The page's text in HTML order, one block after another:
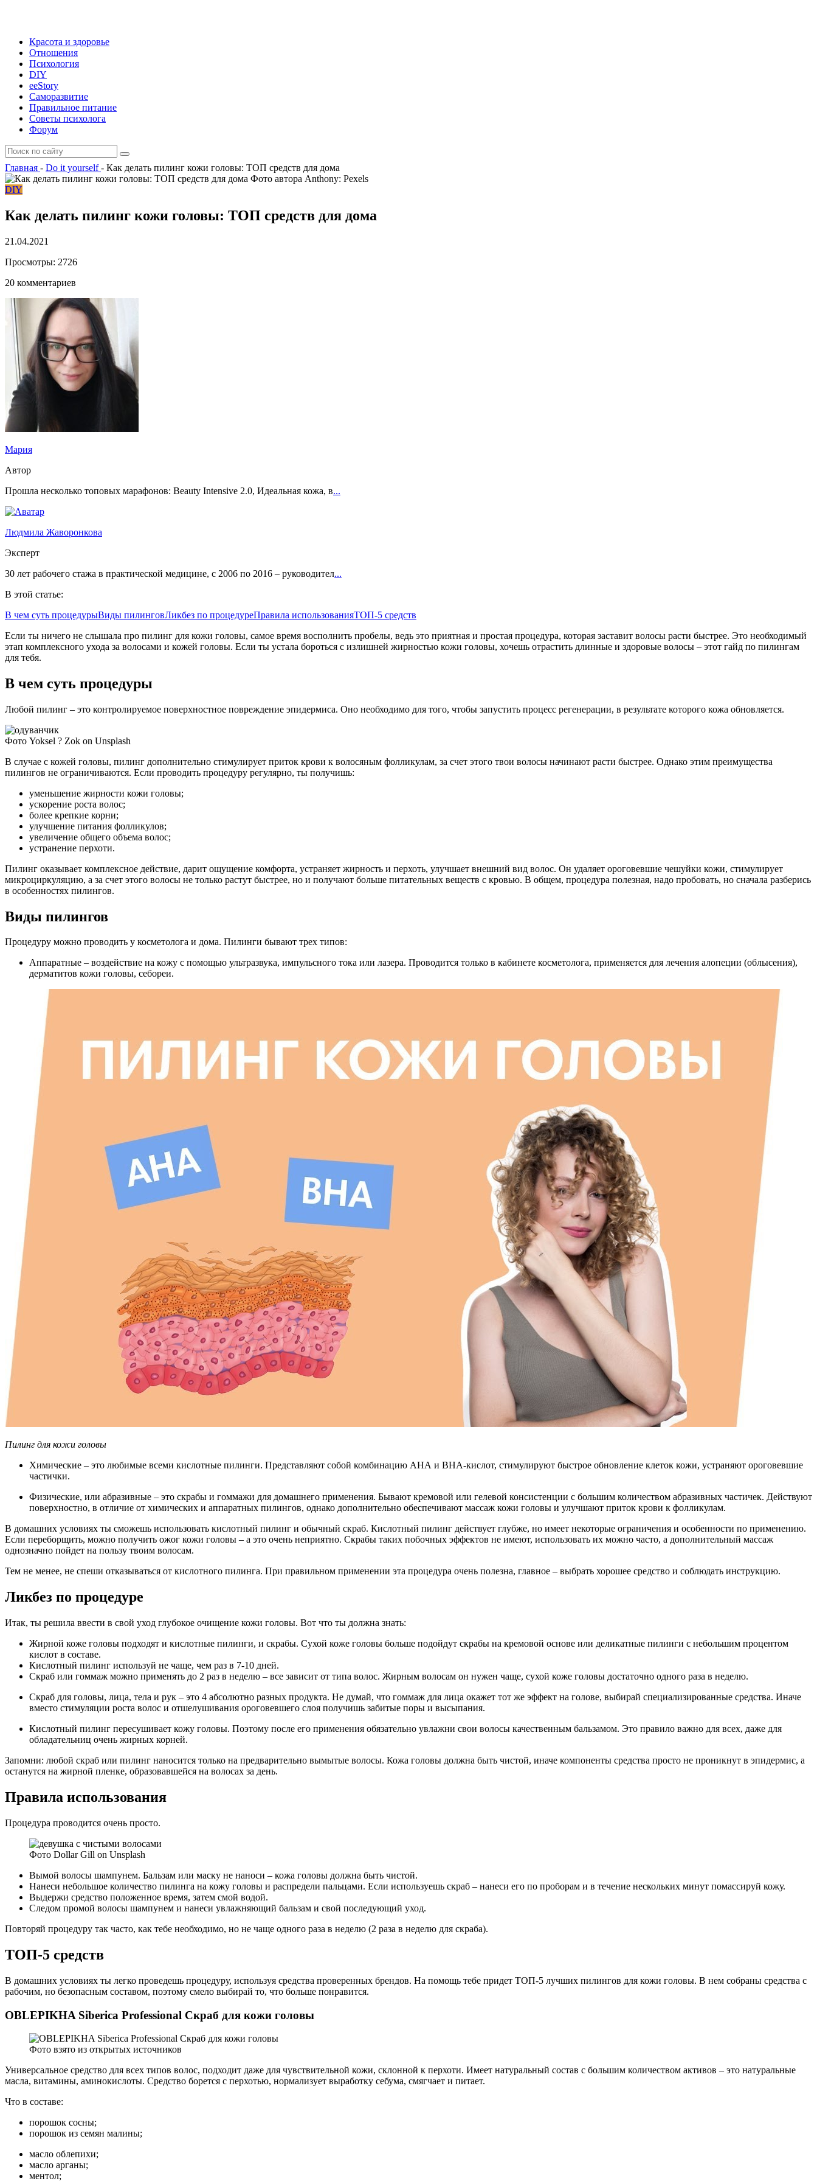
Красота и здоровье
Отношения
Психология
DIY
ееStory
Саморазвитие
Правильное питание
Советы психолога
Форум
Главная - Do it yourself - Как делать пилинг кожи головы: ТОП средств для дома
Фото автора Anthony: Pexels
DIY
Как делать пилинг кожи головы: ТОП средств для дома
21.04.2021
Просмотры: 2726
20 комментариев
Мария
Автор
Прошла несколько топовых марафонов: Beauty Intensive 2.0, Идеальная кожа, в...
Людмила Жаворонкова
Эксперт
30 лет рабочего стажа в практической медицине, с 2006 по 2016 – руководител...
В этой статье:
В чем суть процедурыВиды пилинговЛикбез по процедуреПравила использованияТОП-5 средств
Если ты ничего не слышала про пилинг для кожи головы, самое время восполнить пробелы, ведь это приятная и простая процедура, которая заставит волосы расти быстрее. Это необходимый
этап комплексного ухода за волосами и кожей головы. Если ты устала бороться с излишней жирностью кожи головы, хочешь отрастить длинные и здоровые волосы – этот гайд по пилингам
для тебя.
В чем суть процедуры
Любой пилинг – это контролируемое поверхностное повреждение эпидермиса. Оно необходимо для того, чтобы запустить процесс регенерации, в результате которого кожа обновляется.
Фото Yoksel ? Zok on Unsplash
В случае с кожей головы, пилинг дополнительно стимулирует приток крови к волосяным фолликулам, за счет этого твои волосы начинают расти быстрее. Однако этим преимущества
пилингов не ограничиваются. Если проводить процедуру регулярно, ты получишь:
уменьшение жирности кожи головы;
ускорение роста волос;
более крепкие корни;
улучшение питания фолликулов;
увеличение общего объема волос;
устранение перхоти.
Пилинг оказывает комплексное действие, дарит ощущение комфорта, устраняет жирность и перхоть, улучшает внешний вид волос. Он удаляет ороговевшие чешуйки кожи, стимулирует
микроциркуляцию, а за счет этого волосы не только растут быстрее, но и получают больше питательных веществ с кровью. В общем, процедура полезная, надо пробовать, но сначала разберись
в особенностях пилингов.
Виды пилингов
Процедуру можно проводить у косметолога и дома. Пилинги бывают трех типов:
Аппаратные – воздействие на кожу с помощью ультразвука, импульсного тока или лазера. Проводится только в кабинете косметолога, применяется для лечения алопеции (облысения),
дерматитов кожи головы, себореи.
Пилинг для кожи головы
Химические – это любимые всеми кислотные пилинги. Представляют собой комбинацию АНА и ВНА-кислот, стимулируют быстрое обновление клеток кожи, устраняют ороговевшие
частички.
Физические, или абразивные – это скрабы и гоммажи для домашнего применения. Бывают кремовой или гелевой консистенции с большим количеством абразивных частичек. Действуют
поверхностно, в отличие от химических и аппаратных пилингов, однако дополнительно обеспечивают массаж кожи головы и улучшают приток крови к фолликулам.
В домашних условиях ты сможешь использовать кислотный пилинг и обычный скраб. Кислотный пилинг действует глубже, но имеет некоторые ограничения и особенности по применению.
Если переборщить, можно получить ожог кожи головы – а это очень неприятно. Скрабы таких побочных эффектов не имеют, использовать их можно часто, а дополнительный массаж
однозначно пойдет на пользу твоим волосам.
Тем не менее, не спеши отказываться от кислотного пилинга. При правильном применении эта процедура очень полезна, главное – выбрать хорошее средство и соблюдать инструкцию.
Ликбез по процедуре
Итак, ты решила ввести в свой уход глубокое очищение кожи головы. Вот что ты должна знать:
Жирной коже головы подходят и кислотные пилинги, и скрабы. Сухой коже головы больше подойдут скрабы на кремовой основе или деликатные пилинги с небольшим процентом
кислот в составе.
Кислотный пилинг используй не чаще, чем раз в 7-10 дней.
Скраб или гоммаж можно применять до 2 раз в неделю – все зависит от типа волос. Жирным волосам он нужен чаще, сухой коже головы достаточно одного раза в неделю.
Скраб для головы, лица, тела и рук – это 4 абсолютно разных продукта. Не думай, что гоммаж для лица окажет тот же эффект на голове, выбирай специализированные средства. Иначе
вместо стимуляции роста волос и отшелушивания ороговевшего слоя получишь забитые поры и высыпания.
Кислотный пилинг пересушивает кожу головы. Поэтому после его применения обязательно увлажни свои волосы качественным бальзамом. Это правило важно для всех, даже для
обладательниц очень жирных корней.
Запомни: любой скраб или пилинг наносится только на предварительно вымытые волосы. Кожа головы должна быть чистой, иначе компоненты средства просто не проникнут в эпидермис, а
останутся на жирной пленке, образовавшейся на волосах за день.
Правила использования
Процедура проводится очень просто.
Фото Dollar Gill on Unsplash
Вымой волосы шампунем. Бальзам или маску не наноси – кожа головы должна быть чистой.
Нанеси небольшое количество пилинга на кожу головы и распредели пальцами. Если используешь скраб – нанеси его по проборам и в течение нескольких минут помассируй кожу.
Выдержи средство положенное время, затем смой водой.
Следом промой волосы шампунем и нанеси увлажняющий бальзам и свой последующий уход.
Повторяй процедуру так часто, как тебе необходимо, но не чаще одного раза в неделю (2 раза в неделю для скраба).
ТОП-5 средств
В домашних условиях ты легко проведешь процедуру, используя средства проверенных брендов. На помощь тебе придет ТОП-5 лучших пилингов для кожи головы. В нем собраны средства с
рабочим, но безопасным составом, поэтому смело выбирай то, что больше понравится.
OBLEPIKHA Siberica Professional Скраб для кожи головы
Фото взято из открытых источников
Универсальное средство для всех типов волос, подходит даже для чувствительной кожи, склонной к перхоти. Имеет натуральный состав с большим количеством активов – это натуральные
масла, витамины, аминокислоты. Средство борется с перхотью, нормализует выработку себума, смягчает и питает.
Что в составе:
порошок сосны;
порошок из семян малины;
масло облепихи;
масло арганы;
ментол;